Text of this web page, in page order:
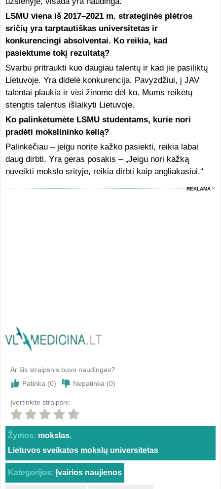
LSMU viena iš 2017–2021 m. strateginės plėtros
sričių yra tarptautiškas universitetas ir
konkurencingi absolventai. Ko reikia, kad
pasiektume tokį rezultatą?
Svarbu pritraukti kuo daugiau talentų ir kad jie pasiliktų
Lietuvoje. Yra didelė konkurencija. Pavyzdžiui, į JAV
talentai plaukia ir visi žinome dėl ko. Mums reikėtų
stengtis talentus išlaikyti Lietuvoje.
Ko palinkėtumėte LSMU studentams, kurie nori
pradėti mokslininko kelią?
Palinkėčiau – jeigu norite kažko pasiekti, reikia labai
daug dirbti. Yra geras posakis – „Jeigu nori kažką
nuveikti mokslo srityje, reikia dirbti kaip angliakasiui.“
REKLAMA
Ar šis straipsnis buvo naudingas?
Patinka (0) Nepatinka (0)
Įvertinkite straipsni:
Žymos: mokslas,
Lietuvos sveikatos mokslų universitetas
Kategorijos: Įvairios naujienos